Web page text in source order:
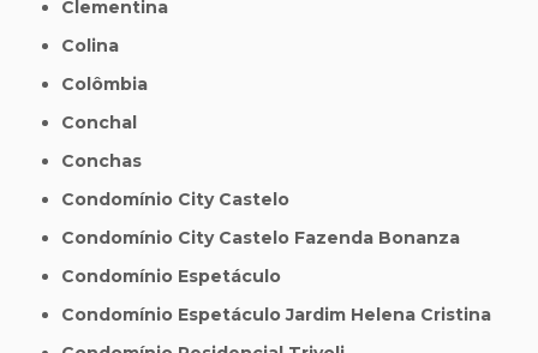
Clementina
Colina
Colômbia
Conchal
Conchas
Condomínio City Castelo
Condomínio City Castelo Fazenda Bonanza
Condomínio Espetáculo
Condomínio Espetáculo Jardim Helena Cristina